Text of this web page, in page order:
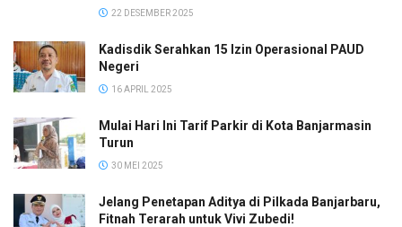
22 DESEMBER 2025
Kadisdik Serahkan 15 Izin Operasional PAUD
Negeri
16 APRIL 2025
Mulai Hari Ini Tarif Parkir di Kota Banjarmasin
Turun
30 MEI 2025
Jelang Penetapan Aditya di Pilkada Banjarbaru,
Fitnah Terarah untuk Vivi Zubedi!